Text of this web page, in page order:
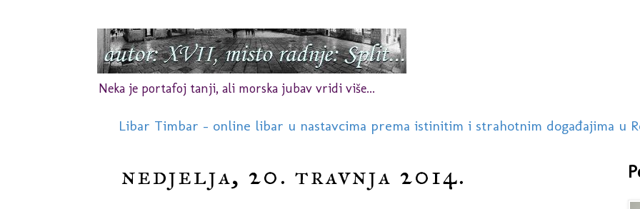
Neka je portafoj tanji, ali morska jubav vridi više...
Libar Timbar - online libar u nastavcima prema istinitim i strahotnim događajima u
nedjelja, 20. travnja 2014.